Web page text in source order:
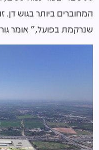
המחוברים ביותר בגוש דן.
שנרקמת בפועל," אומר